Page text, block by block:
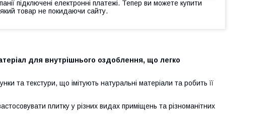
підключені електронні платежі. Тепер ви можете купити
товар не покидаючи сайту.
для внутрішнього оздоблення, що легко
та текстури, що імітують натуральні матеріали та робить її
плитку у різних видах приміщень та різноманітних